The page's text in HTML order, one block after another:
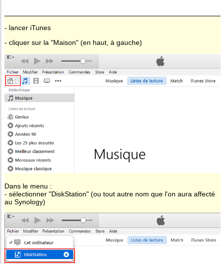
- lancer iTunes
- cliquer sur la "Maison" (en haut, à gauche)
Dans le menu :
- sélectionner "DiskStation" (ou tout autre nom que l'on aura affecté
au Synology)